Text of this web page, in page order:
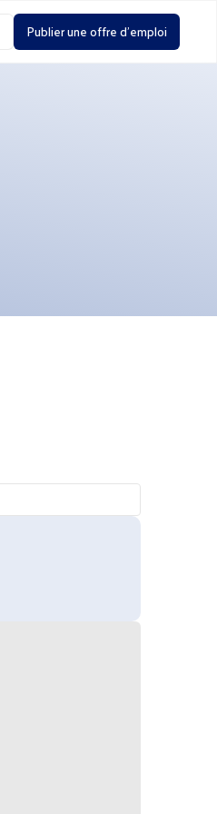
Publier une offre d'emploi